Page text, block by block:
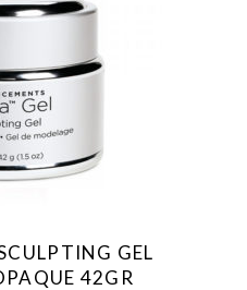
GEL
42GR